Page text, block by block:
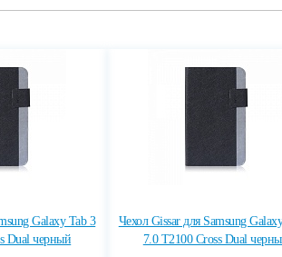
Galaxy Tab 3
Dual черный
Чехол Gissar для Samsung
7.0 T2100 Cross Dual